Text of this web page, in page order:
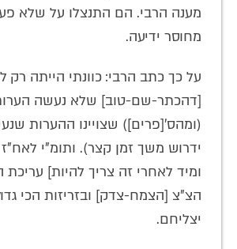
מענה הרבי. הם התנצלו על שלא
מחוסר ידיעה.
על כך כתב הרבי: כוונתי הייתה
[דהכתר-שם-טוב] שלא נעשה הערות
(ומהס’[פרים]) שצויינו ההערות
ידרוש משך זמן קצר). ותומ”י
ומיד לאחרי זה צריך להיות]
הצ”צ [הצמח-צדק] ובזריזות הכי
יצליחם.